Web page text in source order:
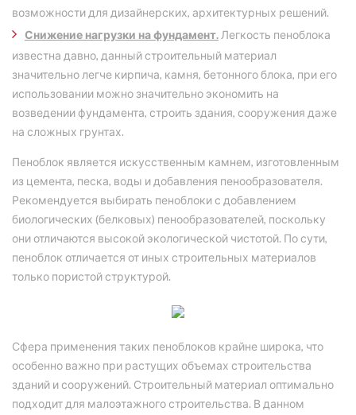
возможности для дизайнерских, архитектурных решений.
Снижение нагрузки на фундамент. Легкость пеноблока
известна давно, данный строительный материал
значительно легче кирпича, камня, бетонного блока, при его
использовании можно значительно экономить на
возведении фундамента, строить здания, сооружения даже
на сложных грунтах.
Пеноблок является искусственным камнем, изготовленным
из цемента, песка, воды и добавления пенообразователя.
Рекомендуется выбирать пеноблоки с добавлением
биологических (белковых) пенообразователей, поскольку
они отличаются высокой экологической чистотой. По сути,
пеноблок отличается от иных строительных материалов
только пористой структурой.
Сфера применения таких пеноблоков крайне широка, что
особенно важно при растущих объемах строительства
зданий и сооружений. Строительный материал оптимально
подходит для малоэтажного строительства. В данном